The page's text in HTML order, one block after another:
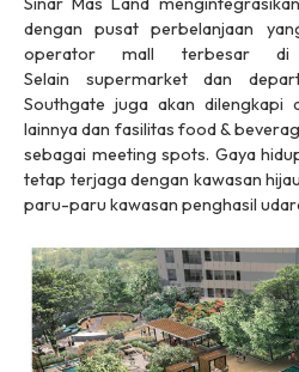
dengan pusat perbelanjaan
operatormall terbesar di
Selain supermarketdan
Southgate juga akan dilengkapi
lainnya dan fasilitas food &
sebagai meeting spots. Gaya
tetap terjaga dengan kawasan
paru-paru kawasan penghasil